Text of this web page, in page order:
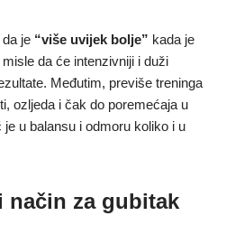
je “više uvijek bolje” kada je
da će intenzivniji i duži
Međutim, previše treninga
ozljeda i čak do poremećaja u
u balansu i odmoru koliko i u
način za gubitak